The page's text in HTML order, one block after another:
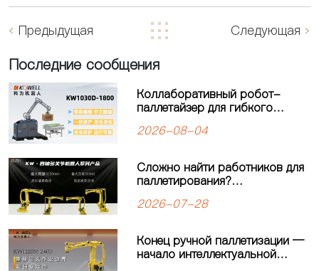
Предыдущая Следующая
Последние сообщения
Коллаборативный робот-
паллетайзер для гибкого
современных
2026-08-04
Сложно найти работников для
паллетирования?
паллетайзер KEWEI
работу производственной
линии
2026-07-28
Конец ручной паллетизации —
начало интеллектуальной